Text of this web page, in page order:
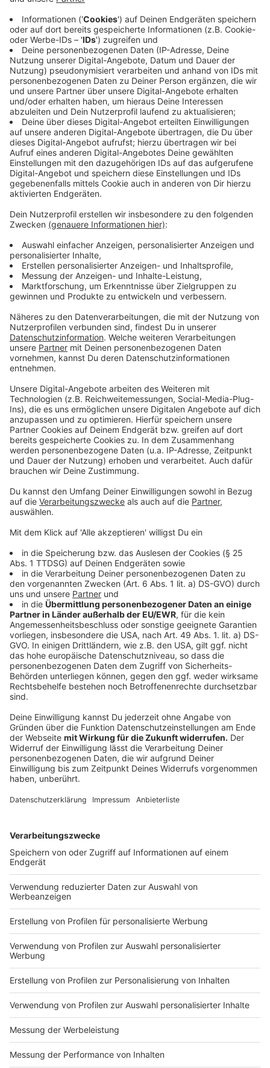
hat er das noch nicht, wie er im Interview mit Radio
Neandertal-Reporter Mario Arlt verrät.
"Das ist genau der Grund, warum ich Musik
mache. Musik für Menschen machen und
zusammen mit Leuten, die meine Musik feiern,
eine gute Zeit haben. [...] Jetzt die Leute alle zu
sehen, zu treffen und auch den Dank mal
aussprechen zu können, [...] das ist schon was
ganz Besonderes."
Das Gefühl, vor Fans aufzutreten, die teilweise jeden
Song mitsingen können, sei schon der Hammer, so
und tanzen, dennoch bleibe die Aufregung.
Anzeige
Konzert in Velbert für KAMRAD was ganz
Besonderes
Anzeige
So richtig aufregend wird es dann wahrscheinlich auch
einen kurzen Zwischenstopp auf seiner Tour ein. Zur
Eröffnung des neuen Forums in Velbert spielt er sein
erstes großes Heimatkonzert.
"Für mich ist das natürlich was ganz Besonderes.
Ich bin zu Hause und fahre dann kurz zehn
ganz vielen Leuten, die ich kenne. In der Stadt,
wo ich seit mittlerweile über 20 Jahren lebe. Das
wird glaube ich eine der krassesten Shows
Die Freude in Velbert ist groß, das Konzert war nach
nur einem Tag ausverkauft. Für KAMRAD ist das
"absurd."Tickets gibt es nur noch bis Samstag (30.
September) bei Radio Neandertal zu gewinnen.Was
die Besucher im Forum Velbert erwarten können?
"Wir werden richtig Party machen. Alle können
sich darauf gefasst machen, dass wir richtig
geben, die man bei einer größeren Show nicht
hat, aber vor allem viel Party. Da habe ich Bock
drauf und ich glaube das kann Velbert auch."
Auf der Bühne präsentiert der Sänger nicht nur seine
sondern auch zwei unveröffentlichte Songs.
KAMRAD über Velbert, Oma Helga und was
nach der Tour kommt
Das Konzert in Velbert dürfte für alle ein richtiges
Highlight werden. Warum das Konzert gerade jetzt
zum richtigen Zeitpunkt kommt, wie Oma Helga bei
den Auftritten abgeht und welche Bedeutung Velbert
für KAMRAD hat, hört Ihr im kompletten Interview mit
Radio Neandertal. Da verrät er außerdem, was das
Radio für ihn bedeutet, ob er seine Single "I Believe"
noch hören kann und was nach der Tour kommt.